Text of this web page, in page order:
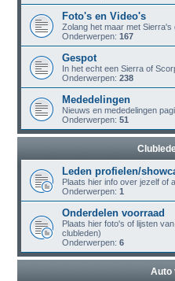
Foto's en Video's
Zolang het maar met Sierra's
Onderwerpen: 167
Gespot
In het echt een Sierra of
Onderwerpen: 238
Mededelingen
Nieuws en mededelingen
Onderwerpen: 51
Leden profielen/
Plaats hier info over jezelf of
Onderwerpen: 1
Onderdelen voorraad
Plaats hier foto's of lijsten
clubleden)
Onderwerpen: 6
Auto